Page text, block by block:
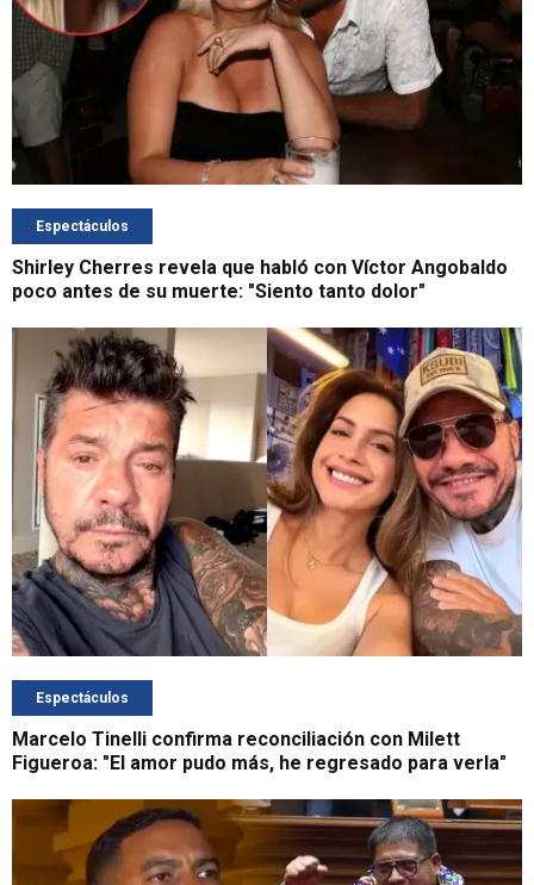
Espectáculos
Shirley Cherres revela que habló con Víctor Angobaldo
poco antes de su muerte: "Siento tanto dolor"
Espectáculos
Marcelo Tinelli confirma reconciliación con Milett
Figueroa: "El amor pudo más, he regresado para verla"